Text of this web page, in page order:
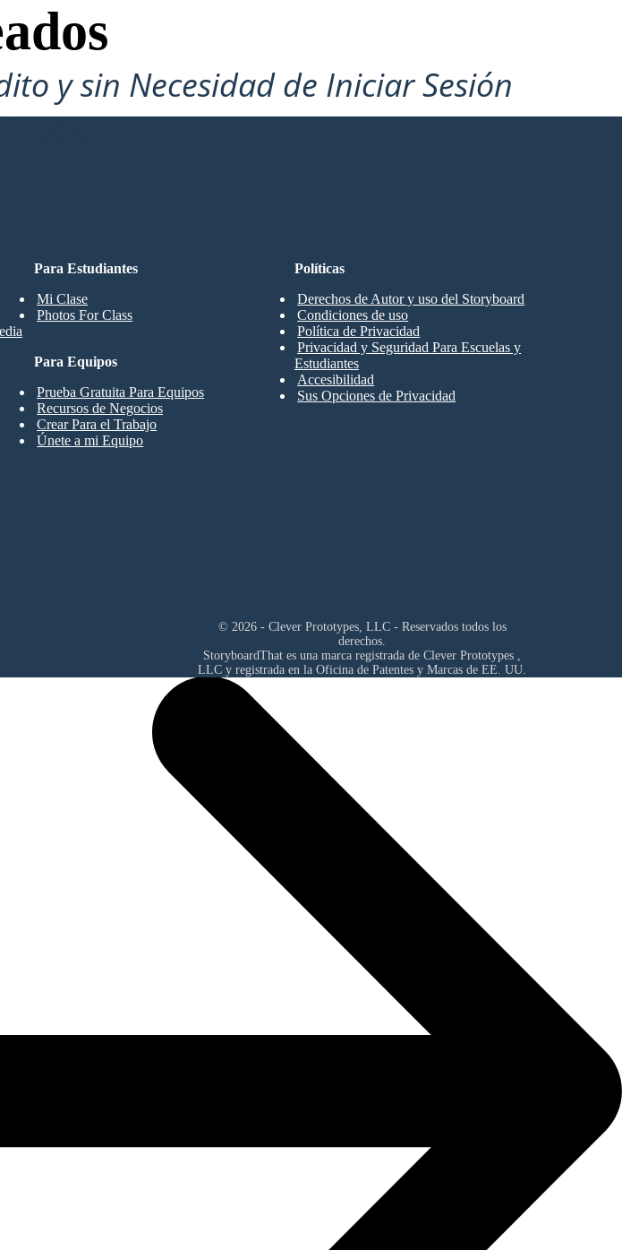
y sin Necesidad de Iniciar Sesión
Para Estudiantes
Mi Clase
Photos For Class
Para Equipos
Prueba Gratuita Para Equipos
Recursos de Negocios
Crear Para el Trabajo
Únete a mi Equipo
Políticas
Derechos de Autor y uso del Storyboard
Condiciones de uso
Política de Privacidad
Privacidad y Seguridad Para Escuelas y
Estudiantes
Accesibilidad
Sus Opciones de Privacidad
© 2026 - Clever Prototypes, LLC - Reservados todos los
derechos.
StoryboardThat es una marca registrada de Clever Prototypes ,
LLC y registrada en la Oficina de Patentes y Marcas de EE. UU.